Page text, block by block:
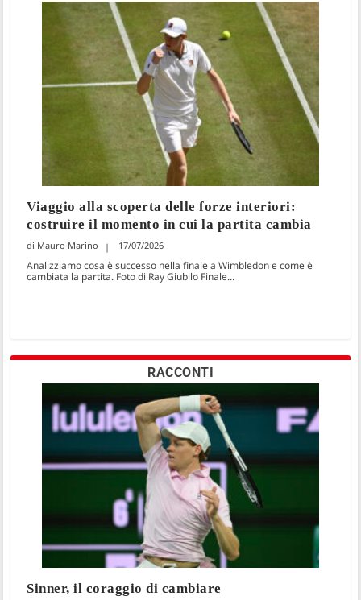
Viaggio alla scoperta delle forze interiori:
costruire il momento in cui la partita cambia
Mauro Marino 17/07/2026
Analizziamo cosa è successo nella finale a Wimbledon e come è
cambiata la partita. Foto di Ray Giubilo Finale...
RACCONTI
Sinner, il coraggio di cambiare